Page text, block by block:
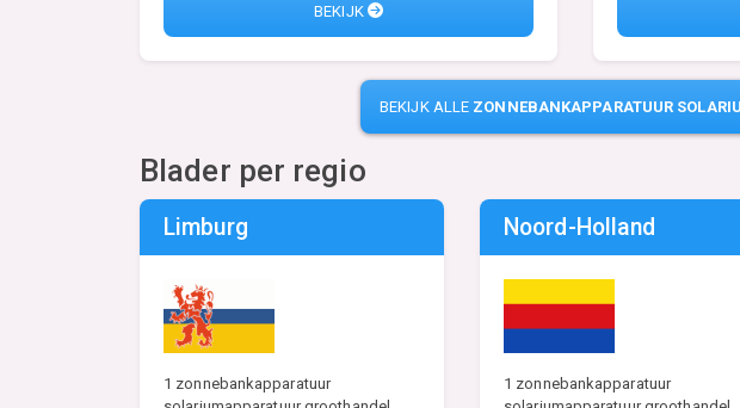
BEKIJK
BEKIJK ALLE ZONNEBANKAPPARATUUR
Blader per regio
Limburg
1 zonnebankapparatuur
Noord-Holland
1 zonnebankapparatuur